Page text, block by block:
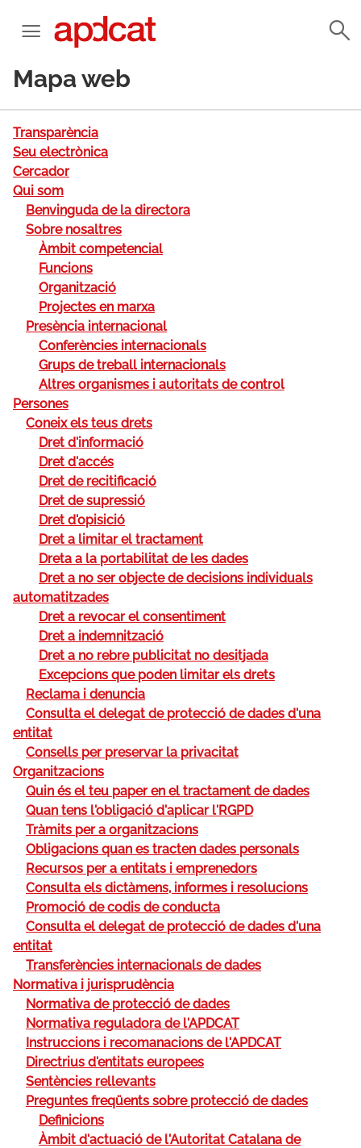
Mapa web
Transparència
Seu electrònica
Cercador
Qui som
Benvinguda de la directora
Sobre nosaltres
Àmbit competencial
Funcions
Organització
Projectes en marxa
Presència internacional
Conferències internacionals
Grups de treball internacionals
Altres organismes i autoritats de control
Persones
Coneix els teus drets
Dret d'informació
Dret d'accés
Dret de recitificació
Dret de supressió
Dret d'opisició
Dret a limitar el tractament
Dreta a la portabilitat de les dades
Dret a no ser objecte de decisions individuals
automatitzades
Dret a revocar el consentiment
Dret a indemnització
Dret a no rebre publicitat no desitjada
Excepcions que poden limitar els drets
Reclama i denuncia
Consulta el delegat de protecció de dades d'una
entitat
Consells per preservar la privacitat
Organitzacions
Quin és el teu paper en el tractament de dades
Quan tens l'obligació d'aplicar l'RGPD
Tràmits per a organitzacions
Obligacions quan es tracten dades personals
Recursos per a entitats i emprenedors
Consulta els dictàmens, informes i resolucions
Promoció de codis de conducta
Consulta el delegat de protecció de dades d'una
entitat
Transferències internacionals de dades
Normativa i jurisprudència
Normativa de protecció de dades
Normativa reguladora de l'APDCAT
Instruccions i recomanacions de l'APDCAT
Directrius d'entitats europees
Sentències rellevants
Preguntes freqüents sobre protecció de dades
Definicions
Àmbit d'actuació de l'Autoritat Catalana de